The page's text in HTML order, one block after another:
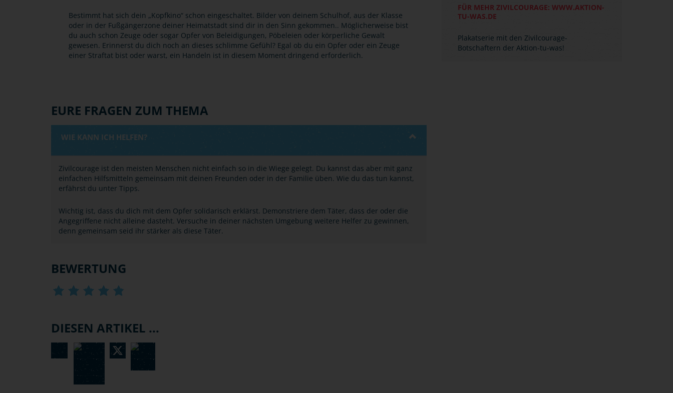
Bestimmt hat sich dein „Kopfkino“ schon eingeschaltet. Bilder von deinem Schulhof, aus der Klasse
oder in der Fußgängerzone deiner Heimatstadt sind dir in den Sinn gekommen.. Möglicherweise bist
du auch schon Zeuge oder sogar Opfer von Beleidigungen, Pöbeleien oder körperliche Gewalt
gewesen. Erinnerst du dich noch an dieses schlimme Gefühl? Egal ob du ein Opfer oder ein Zeuge
einer Straftat bist oder warst, ein Handeln ist in diesem Moment dringend erforderlich.
EURE FRAGEN ZUM THEMA
WIE KANN ICH HELFEN?
Zivilcourage ist den meisten Menschen nicht einfach so in die Wiege gelegt. Du kannst das aber mit ganz
einfachen Hilfsmitteln gemeinsam mit deinen Freunden oder in der Familie üben. Wie du das tun kannst,
erfährst du unter Tipps.
Wichtig ist, dass du dich mit dem Opfer solidarisch erklärst. Demonstriere dem Täter, dass der oder die
Angegriffene nicht alleine dasteht. Versuche in deiner nächsten Umgebung weitere Helfer zu gewinnen,
denn gemeinsam seid ihr stärker als diese Täter.
BEWERTUNG
DIESEN ARTIKEL ...
FÜR MEHR ZIVILCOURAGE: WWW.AKTION-
TU-WAS.DE
Plakatserie mit den Zivilcourage-
Botschaftern der Aktion-tu-was!